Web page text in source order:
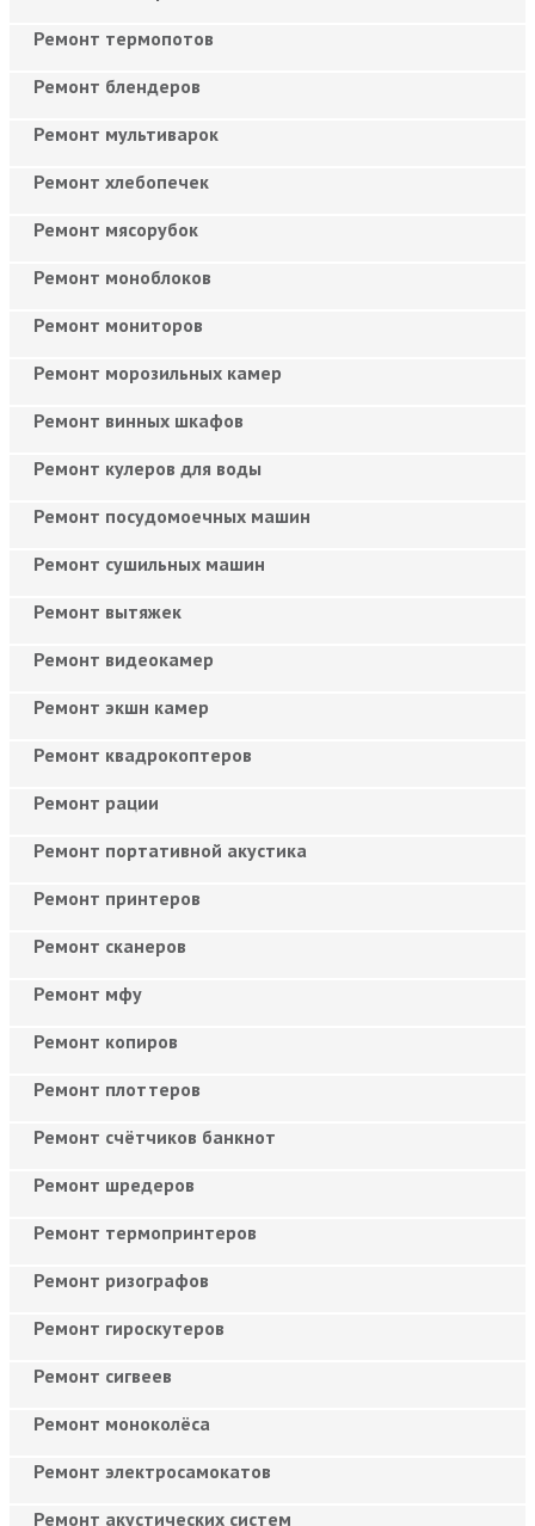
Ремонт термопотов
Ремонт блендеров
Ремонт мультиварок
Ремонт хлебопечек
Ремонт мясорубок
Ремонт моноблоков
Ремонт мониторов
Ремонт морозильных камер
Ремонт винных шкафов
Ремонт кулеров для воды
Ремонт посудомоечных машин
Ремонт сушильных машин
Ремонт вытяжек
Ремонт видеокамер
Ремонт экшн камер
Ремонт квадрокоптеров
Ремонт рации
Ремонт портативной акустика
Ремонт принтеров
Ремонт сканеров
Ремонт мфу
Ремонт копиров
Ремонт плоттеров
Ремонт счётчиков банкнот
Ремонт шредеров
Ремонт термопринтеров
Ремонт ризографов
Ремонт гироскутеров
Ремонт сигвеев
Ремонт моноколёса
Ремонт электросамокатов
Ремонт акустических систем